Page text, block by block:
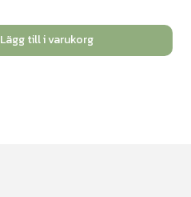
Lägg till i varukorg